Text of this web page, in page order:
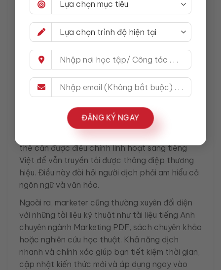
ĐĂNG KÝ NGAY
tiếng Anh chuyên ngành Marketing cũng vô cùng
xuyên phải dịch proposal, kế hoạch truyền
thông, báo cáo chiến dịch từ tiếng Anh sang
tiếng Việt hoặc ngược lại. Nếu dịch không
chuẩn, bạn có thể làm sai lệch ý nghĩa, dẫn đến
hiểu lầm trong quá trình triển khai chiến dịch.
Đặc biệt, khi dịch slogan, tagline hoặc quảng
cáo, người dịch cần giữ đúng tinh thần sáng tạo
và cảm xúc, thay vì dịch word-by-word. Ví dụ,
thể cần được điều chỉnh linh hoạt sang tiếng
Việt để vẫn truyền tải được thông điệp thương
hiệu. Điều này đòi hỏi người dịch phải am hiểu cả
ngôn ngữ và văn hóa.
Ngoài ra, marketer cũng thường xuyên đối diện
với những tài liệu kỹ thuật như tài liệu tiếng Anh
chuyên ngành Marketing PDF, sách chuyên khảo
hoặc nghiên cứu học thuật. Khả năng dịch
nhanh và chính xác giúp bạn tiết kiệm thời gian,
cập nhật kiến thức mới và áp dụng ngay vào